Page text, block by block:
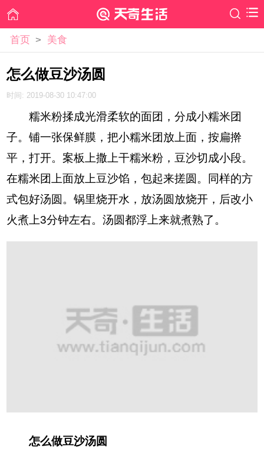
首页 > 美食
怎么做豆沙汤圆
时间: 2019-08-30 10:47:00
糯米粉揉成光滑柔软的面团，分成小糯米团
子。铺一张保鲜膜，把小糯米团放上面，按扁擀
平，打开。案板上撒上干糯米粉，豆沙切成小段。
在糯米团上面放上豆沙馅，包起来搓圆。同样的方
式包好汤圆。锅里烧开水，放汤圆放烧开，后改小
火煮上3分钟左右。汤圆都浮上来就煮熟了。
怎么做豆沙汤圆